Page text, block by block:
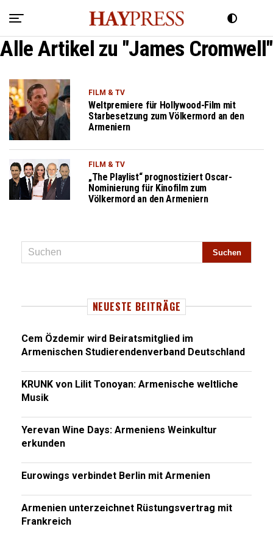
Alle Artikel zu "James Cromwell"
FILM & TV
Weltpremiere für Hollywood-Film mit
Starbesetzung zum Völkermord an den
Armeniern
FILM & TV
„The Playlist“ prognostiziert Oscar-
Nominierung für Kinofilm zum
Völkermord an den Armeniern
NEUESTE BEITRÄGE
Cem Özdemir wird Beiratsmitglied im
Armenischen Studierendenverband Deutschland
KRUNK von Lilit Tonoyan: Armenische weltliche
Musik
Yerevan Wine Days: Armeniens Weinkultur
erkunden
Eurowings verbindet Berlin mit Armenien
Armenien unterzeichnet Rüstungsvertrag mit
Frankreich